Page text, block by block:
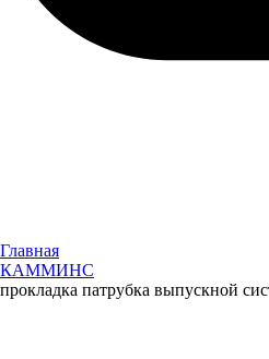
Главная
КАММИНС
прокладка патрубка выпускной